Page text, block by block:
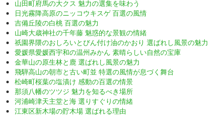
山田町府馬の大クス 魅力の選集を味わう
日光霧降高原のニッコウキスゲ 百選の風情
吉備丘陵の白桃 百選の魅力
山崎大歳神社の千年藤 魅惑的な景観の情緒
祇園界隈のおしろいとびん付け油のかおり 選ばれし風景の魅力
愛媛県愛媛西宇和の温州みかん 素晴らしい自然の宝庫
金華山の原生林と鹿 選ばれし風景の魅力
飛騨高山の朝市と古い町並 特選の風情が息づく舞台
松崎町桜葉の塩漬け 感動の百選の情景
那須八幡のツツジ 魅力を知るべき場所
河浦崎津天主堂と海 選りすぐりの情緒
江東区新木場の貯木場 選ばれる理由